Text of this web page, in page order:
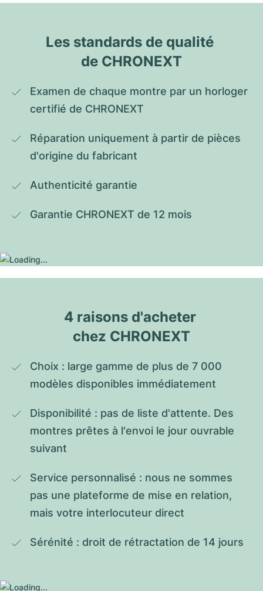
Les standards de qualité
de CHRONEXT
Examen de chaque montre par un horloger
certifié de CHRONEXT
Réparation uniquement à partir de pièces
d'origine du fabricant
Authenticité garantie
Garantie CHRONEXT de 12 mois
4 raisons d'acheter
chez CHRONEXT
Choix : large gamme de plus de 7 000
modèles disponibles immédiatement
Disponibilité : pas de liste d'attente. Des
montres prêtes à l'envoi le jour ouvrable
suivant
Service personnalisé : nous ne sommes
pas une plateforme de mise en relation,
mais votre interlocuteur direct
Sérénité : droit de rétractation de 14 jours